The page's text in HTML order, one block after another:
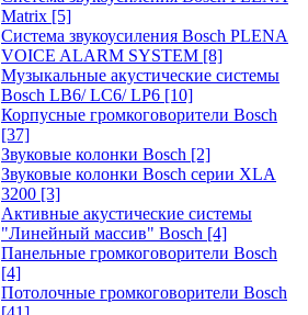
Matrix [5]
Система звукоусиления Bosch PLENA
VOICE ALARM SYSTEM [8]
Музыкальные акустические системы
Bosch LB6/ LC6/ LP6 [10]
Корпусные громкоговорители Bosch
[37]
Звуковые колонки Bosch [2]
Звуковые колонки Bosch серии XLA
3200 [3]
Активные акустические системы
"Линейный массив" Bosch [4]
Панельные громкоговорители Bosch
[4]
Потолочные громкоговорители Bosch